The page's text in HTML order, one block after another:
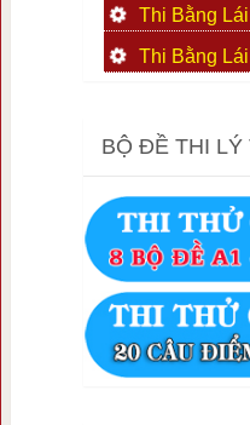
Thi Bằng
Thi Bằng
BỘ ĐỀ THI LÝ